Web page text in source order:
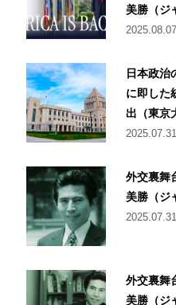
美勝（ジ
2025.08.07
日本政治
に即し
出（東京
2025.07.31
外交裏舞
美勝（ジ
2025.07.31
外交裏舞
美勝（ジ